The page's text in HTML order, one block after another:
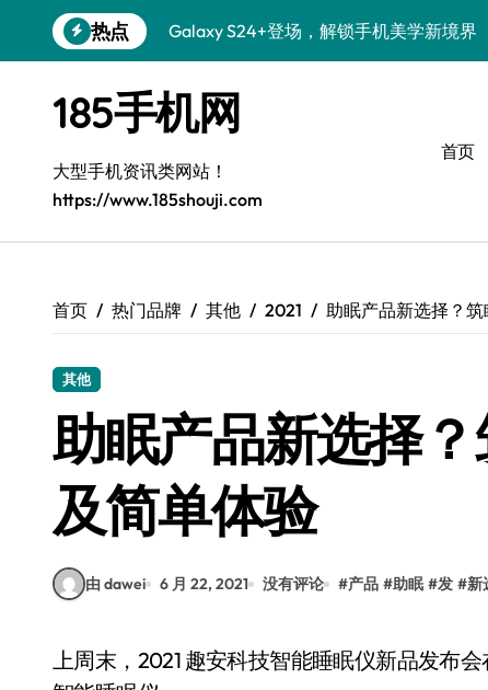
到
热点
Galaxy S24+登场，解锁手机美学新境界
Galaxy A56 5G登场，时尚旗舰新标杆！
三星Galaxy S26解锁个性美颜新玩法
Galaxy S25个性解锁：炫酷定制全攻略
Galaxy C55 5G焕新秘籍：潮流定制，玩
Galaxy Z Flip6：折叠时尚，一瞬惊艳
S25 Ultra颜值封神！定制主题潮爆登场
185手机网
大型手机资讯类网站！
https://www.185shouji.com
首页
首页 热门品牌 其他 2021 助眠产品新选择？
其他
助眠产品新选择
及简单体验
由 dawei 6 月 22, 2021 没有评论 #产品 #助眠 #发 #新
上周末，2021 趣安科技智能睡眠仪新品发布会在杭州举行，期间发布了首款旗舰新品——筑眠 Q1